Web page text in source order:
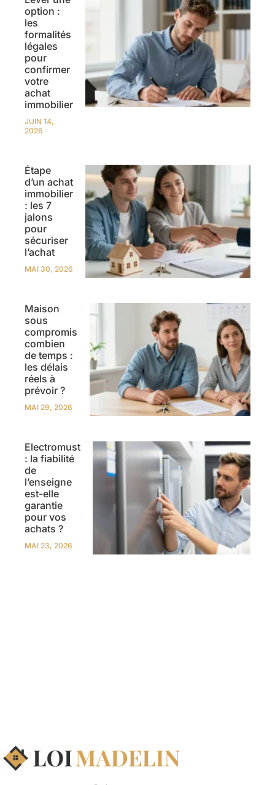
option :
les
formalités
légales
pour
confirmer
votre
achat
immobilier
JUIN 14,
2026
Étape
d’un achat
immobilier
: les 7
jalons
pour
sécuriser
l’achat
MAI 30, 2026
Maison
sous
compromis
combien
de temps :
les délais
réels à
prévoir ?
MAI 29, 2026
Electromust
: la fiabilité
de
l’enseigne
est-elle
garantie
pour vos
achats ?
MAI 23, 2026